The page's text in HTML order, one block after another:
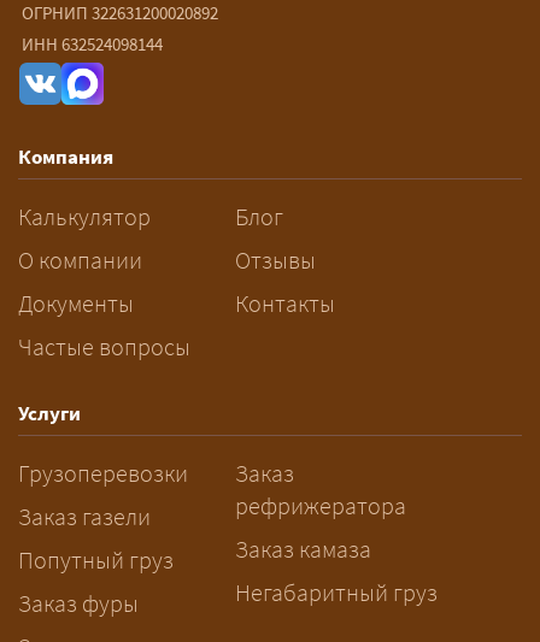
— От 90 ₽/км. Точная стоимость
рассчитывается индивидуально:
влияют габариты и вес груза,
разрешений и машин
сопровождения.
За сколько дней заказывать
перевозку негабарита?
— Заранее: только оформление
рабочих дней. Оставьте заявку
заблаговременно — логист
рассчитает маршрут и запустит
подготовку документов.
ОГРНИП 322631200020892
ИНН 632524098144
Компания
Калькулятор
О компании
Документы
Частые вопросы
Блог
Отзывы
Контакты
Услуги
Грузоперевозки
Заказ газели
Попутный груз
Заказ фуры
Заказ
рефрижератора
Заказ камаза
Негабаритный груз